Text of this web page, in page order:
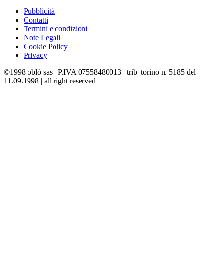
Pubblicità
Contatti
Termini e condizioni
Note Legali
Cookie Policy
Privacy
©1998 oblò sas | P.IVA 07558480013 | trib. torino n. 5185 del
11.09.1998 | all right reserved